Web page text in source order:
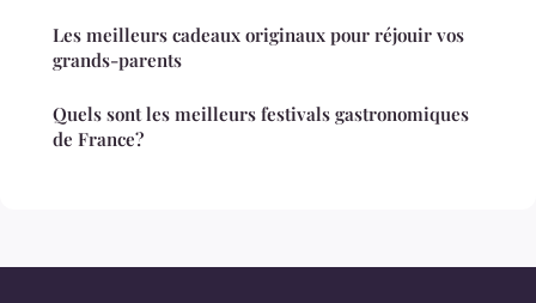
Les meilleurs cadeaux originaux pour réjouir vos
grands-parents
Quels sont les meilleurs festivals gastronomiques
de France?